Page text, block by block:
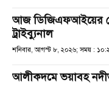
আজ ডিজিএফআইয়ের
ট্রাইব্যুনাল
শনিবার, আগস্ট ৮, ২০২৬; সময় :
আলীকদমে ভয়াবহ